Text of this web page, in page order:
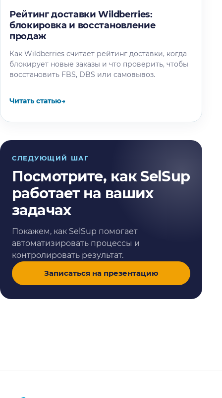
Рейтинг доставки Wildberries:
блокировка и восстановление
продаж
Как Wildberries считает рейтинг доставки, когда
блокирует новые заказы и что проверить, чтобы
восстановить FBS, DBS или самовывоз.
Читать статью→
СЛЕДУЮЩИЙ ШАГ
Посмотрите, как SelSup
работает на ваших
задачах
Покажем, как SelSup помогает
автоматизировать процессы и
контролировать результат.
Записаться на презентацию